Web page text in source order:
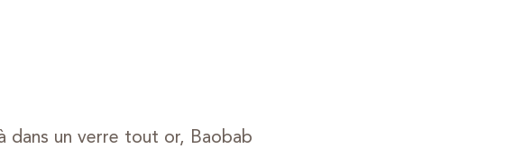
dans un verre tout or, Baobab